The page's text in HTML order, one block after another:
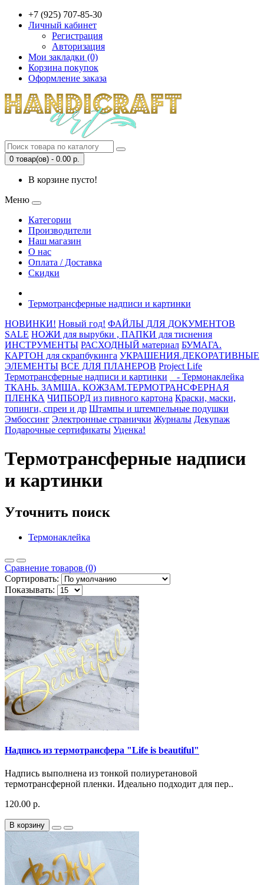
+7 (925) 707-85-30
Личный кабинет
Регистрация
Авторизация
Мои закладки (0)
Корзина покупок
Оформление заказа
0 товар(ов) - 0.00 р.
В корзине пусто!
Меню
Категории
Производители
Наш магазин
О нас
Оплата / Доставка
Скидки
Термотрансферные надписи и картинки
НОВИНКИ! Новый год! ФАЙЛЫ ДЛЯ ДОКУМЕНТОВ
SALE НОЖИ для вырубки , ПАПКИ для тиснения
ИНСТРУМЕНТЫ РАСХОДНЫЙ материал БУМАГА.
КАРТОН для скрапбукинга УКРАШЕНИЯ.ДЕКОРАТИВНЫЕ
ЭЛЕМЕНТЫ ВСЕ ДЛЯ ПЛАНЕРОВ Project Life
Термотрансферные надписи и картинки
- Термонаклейка
ТКАНЬ. ЗАМША. КОЖЗАМ.ТЕРМОТРАНСФЕРНАЯ
ПЛЕНКА ЧИПБОРД из пивного картона Краски, маски,
топинги, спреи и др Штампы и штемпельные подушки
Эмбоссинг Электронные странички Журналы Декупаж
Подарочные сертификаты Уценка!
Термотрансферные надписи
и картинки
Уточнить поиск
Термонаклейка
Сравнение товаров (0)
Сортировать:
Показывать:
Надпись из термотрансфера "Life is beautiful"
Надпись выполнена из тонкой полиуретановой
термотрансферной пленки. Идеально подходит для пер..
120.00 р.
В корзину